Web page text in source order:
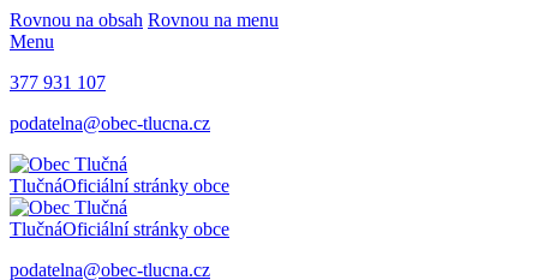
Rovnou na obsah Rovnou na menu
Menu
377 931 107
podatelna@obec-tlucna.cz
TlučnáOficiální stránky obce
TlučnáOficiální stránky obce
podatelna@obec-tlucna.cz